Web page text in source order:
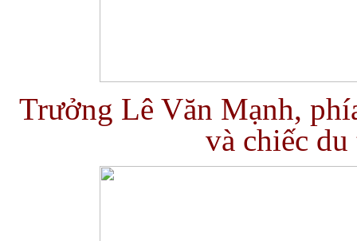
Trưởng Lê Văn Mạnh,
và chiếc